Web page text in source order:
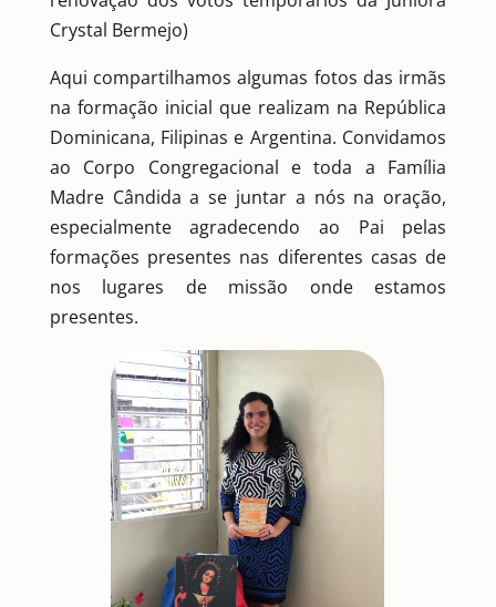
Crystal Bermejo)
Aqui compartilhamos algumas fotos das irmãs
na formação inicial que realizam na República
Dominicana, Filipinas e Argentina. Convidamos
ao Corpo Congregacional e toda a Família
Madre Cândida a se juntar a nós na oração,
especialmente agradecendo ao Pai pelas
formações presentes nas diferentes casas de
nos lugares de missão onde estamos
presentes.